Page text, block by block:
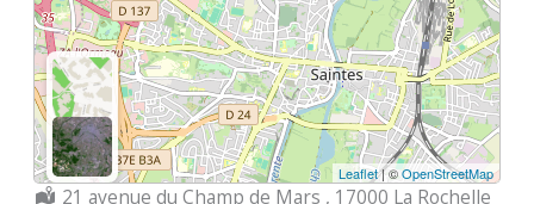
Leaflet| ©OpenStreetMap
Localisation :
21 avenue du Champ de Mars , 17000 La Rochelle